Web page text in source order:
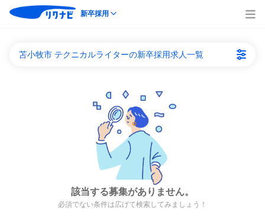
新卒採用
苫小牧市 テクニカルライターの新卒採用求人一覧
該当する募集がありません。
必須でない条件は広げて検索してみましょう！